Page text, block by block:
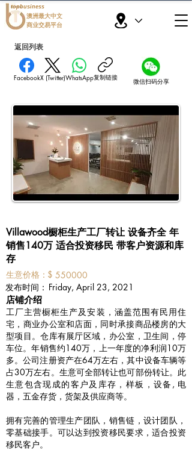
topbusiness
澳洲最大中文
商业交易平台
返回列表
微信扫码分享
FacebookX (Twitter)WhatsApp复制链接
Villawood橱柜生产工厂转让 设备齐全 年
销售140万 适合投资移民 带客户资源和库
存
$
​生意价格：
550000
​发布时间： Friday, April 23, 2021
​店铺介绍
工厂主营橱柜生产及安装，涵盖范围有民用住
宅，商业办公室和店面，同时承接商品楼房的大
型项目。仓库有展厅区域，办公室，卫生间，停
车位。年销售约140万，上一年度的净利润10万
多。公司注册资产在64万左右，其中设备车辆等
占30万左右。生意可全部转让也可部份转让。此
生意包含现成的客户及库存，样板，设备, 电
器，五金存货，货架及供应商等。
拥有完善的管理生产团队，销售链，设计团队，
零基础接手。可以达到投资移民要求，适合投资
移民客户。